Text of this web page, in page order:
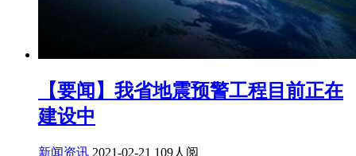
【要闻】我省地震预警工程目前正在
建设中
新闻资讯 2021-02-21 109人阅